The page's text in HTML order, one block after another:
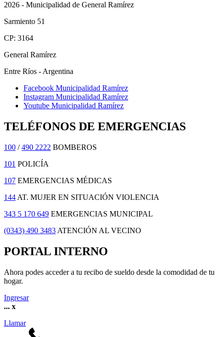
2026 - Municipalidad de General Ramírez
Sarmiento 51
CP: 3164
General Ramírez
Entre Ríos - Argentina
Facebook Municipalidad Ramírez
Instagram Municipalidad Ramírez
Youtube Municipalidad Ramírez
TELÉFONOS DE EMERGENCIAS
100 /490 2222 BOMBEROS
101 POLICÍA
107 EMERGENCIAS MÉDICAS
144 AT. MUJER EN SITUACIÓN VIOLENCIA
343 5 170 649 EMERGENCIAS MUNICIPAL
(0343) 490 3483 ATENCIÓN AL VECINO
PORTAL INTERNO
Ahora podes acceder a tu recibo de sueldo desde la comodidad de tu
hogar.
Ingresar
... x
Llamar